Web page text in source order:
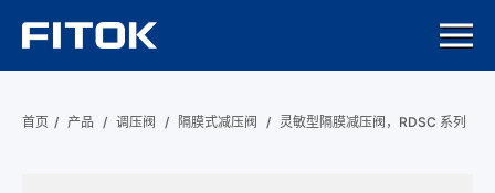
首页 / 产品 / 调压阀 / 隔膜式减压阀 / 灵敏型隔膜减压阀，RDSC 系列